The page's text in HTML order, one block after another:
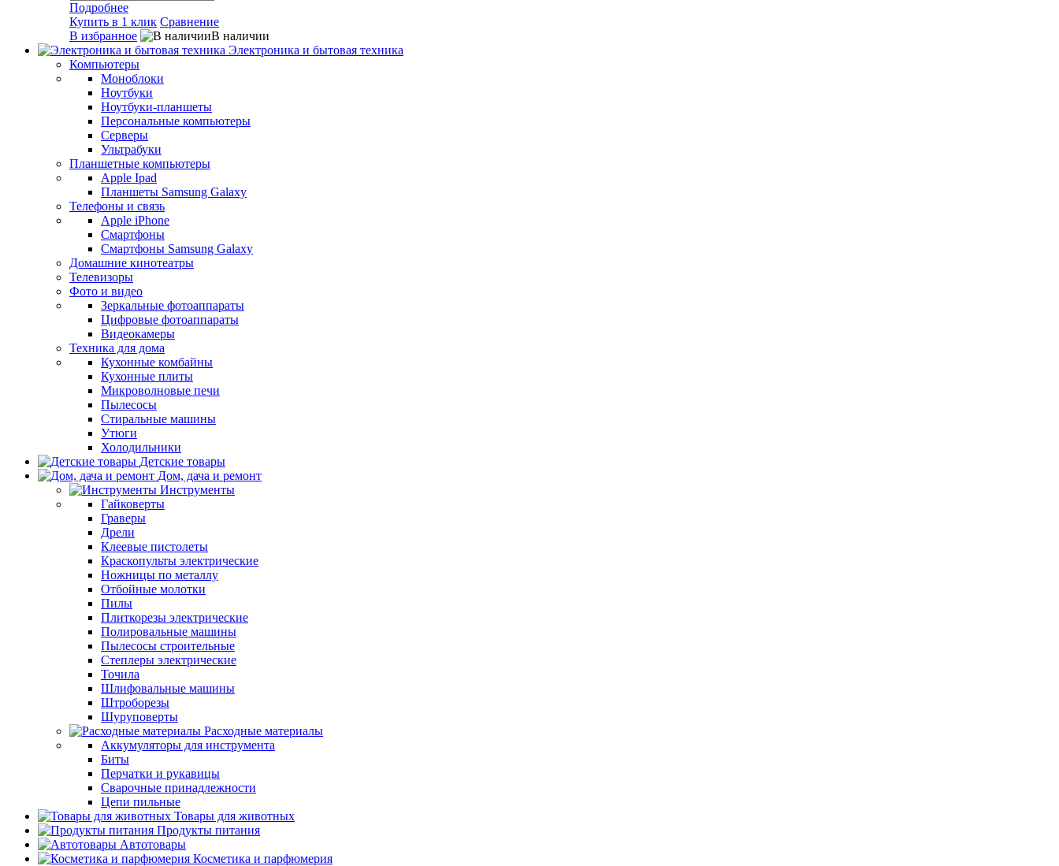
Подробнее
Купить в 1 клик Сравнение
В избранное
В наличии
Электроника и бытовая техника
Компьютеры
Моноблоки
Ноутбуки
Ноутбуки-планшеты
Персональные компьютеры
Серверы
Ультрабуки
Планшетные компьютеры
Apple Ipad
Планшеты Samsung Galaxy
Телефоны и связь
Apple iPhone
Смартфоны
Смартфоны Samsung Galaxy
Домашние кинотеатры
Телевизоры
Фото и видео
Зеркальные фотоаппараты
Цифровые фотоаппараты
Видеокамеры
Техника для дома
Кухонные комбайны
Кухонные плиты
Микроволновые печи
Пылесосы
Стиральные машины
Утюги
Холодильники
Детские товары
Дом, дача и ремонт
Инструменты
Гайковерты
Граверы
Дрели
Клеевые пистолеты
Краскопульты электрические
Ножницы по металлу
Отбойные молотки
Пилы
Плиткорезы электрические
Полировальные машины
Пылесосы строительные
Степлеры электрические
Точила
Шлифовальные машины
Штроборезы
Шуруповерты
Расходные материалы
Аккумуляторы для инструмента
Биты
Перчатки и рукавицы
Сварочные принадлежности
Цепи пильные
Товары для животных
Продукты питания
Автотовары
Косметика и парфюмерия